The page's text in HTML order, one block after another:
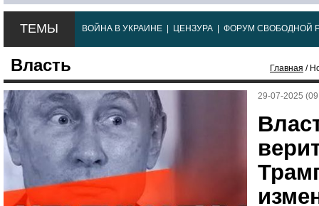
ТЕМЫ ВОЙНА В УКРАИНЕ ЦЕНЗУРА ФОРУМ СВОБОДНОЙ
Власть Главная /
29-07-2025